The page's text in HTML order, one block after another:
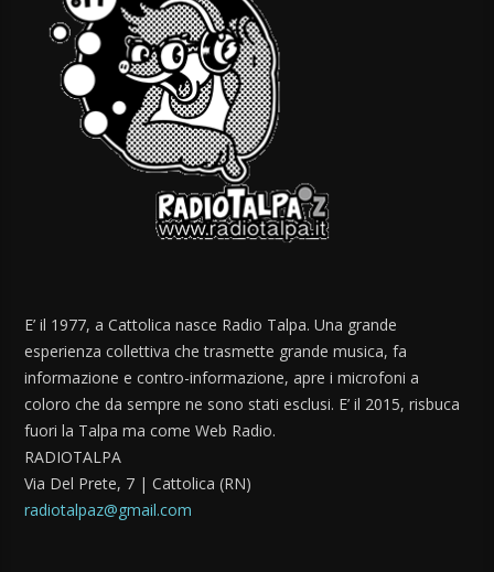
E’ il 1977, a Cattolica nasce Radio Talpa. Una grande
esperienza collettiva che trasmette grande musica, fa
informazione e contro-informazione, apre i microfoni a
coloro che da sempre ne sono stati esclusi. E’ il 2015, risbuca
fuori la Talpa ma come Web Radio.
RADIOTALPA
Via Del Prete, 7 | Cattolica (RN)
radiotalpaz@gmail.com